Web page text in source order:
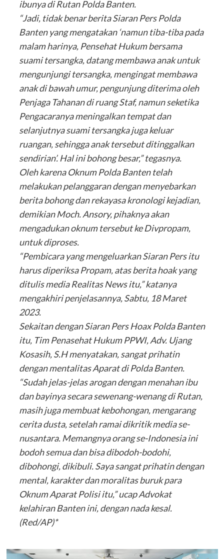
ibunya di Rutan Polda Banten.
“Jadi, tidak benar berita Siaran Pers Polda
Banten yang mengatakan ‘namun tiba-tiba pada
malam harinya, Pensehat Hukum bersama
suami tersangka, datang membawa anak untuk
mengunjungi tersangka, mengingat membawa
anak di bawah umur, pengunjung diterima oleh
Penjaga Tahanan di ruang Staf, namun seketika
Pengacaranya meningalkan tempat dan
selanjutnya suami tersangka juga keluar
ruangan, sehingga anak tersebut ditinggalkan
sendirian’. Hal ini bohong besar,” tegasnya.
Oleh karena Oknum Polda Banten telah
melakukan pelanggaran dengan menyebarkan
berita bohong dan rekayasa kronologi kejadian,
demikian Moch. Ansory, pihaknya akan
mengadukan oknum tersebut ke Divpropam,
untuk diproses.
“Pembicara yang mengeluarkan Siaran Pers itu
harus diperiksa Propam, atas berita hoak yang
ditulis media Realitas News itu,” katanya
mengakhiri penjelasannya, Sabtu, 18 Maret
2023.
Sekaitan dengan Siaran Pers Hoax Polda Banten
itu, Tim Penasehat Hukum PPWI, Adv. Ujang
Kosasih, S.H menyatakan, sangat prihatin
dengan mentalitas Aparat di Polda Banten.
“Sudah jelas-jelas arogan dengan menahan ibu
dan bayinya secara sewenang-wenang di Rutan,
masih juga membuat kebohongan, mengarang
cerita dusta, setelah ramai dikritik media se-
nusantara. Memangnya orang se-Indonesia ini
bodoh semua dan bisa dibodoh-bodohi,
dibohongi, dikibuli. Saya sangat prihatin dengan
mental, karakter dan moralitas buruk para
Oknum Aparat Polisi itu,” ucap Advokat
kelahiran Banten ini, dengan nada kesal.
(Red/AP)*